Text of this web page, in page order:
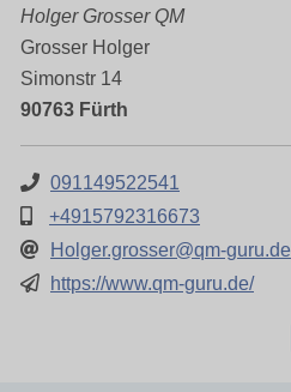
Holger Grosser QM
Grosser Holger
Simonstr 14
90763 Fürth
091149522541
+4915792316673
Holger.grosser@qm-guru.de
https://www.qm-guru.de/